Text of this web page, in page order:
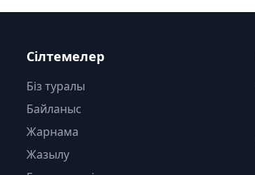
Сілтемелер
Біз туралы
Байланыс
Жарнама
Жазылу